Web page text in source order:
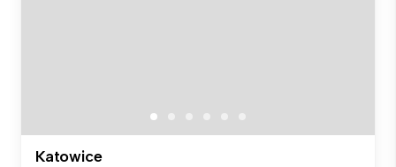
Katowice